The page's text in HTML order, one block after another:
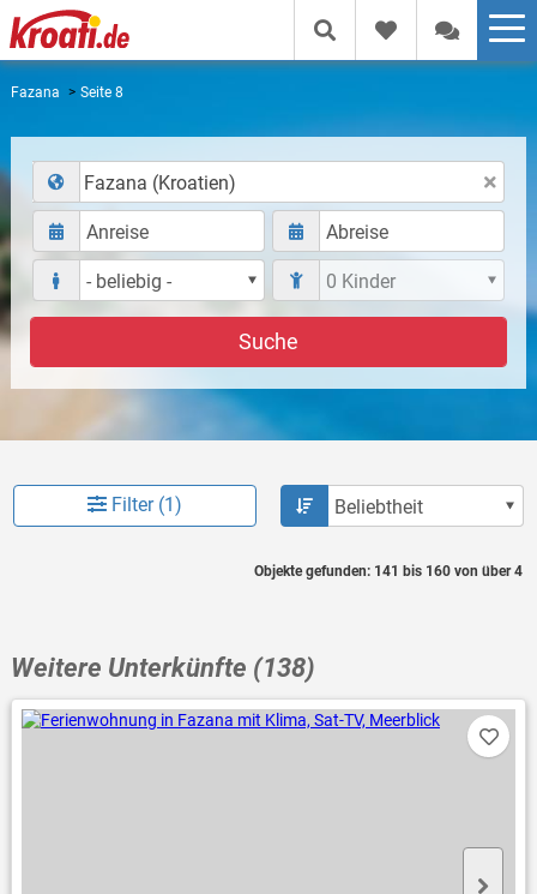
Fazana Seite 8
Fazana (Kroatien)
Suche
Filter (1)
Objekte gefunden: 141 bis 160 von über 4
Weitere Unterkünfte (138)